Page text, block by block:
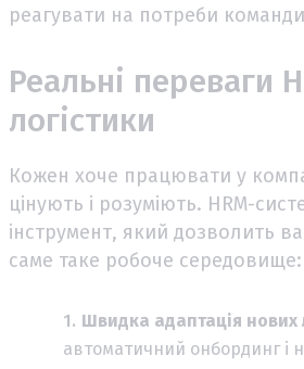
реагувати на потреби
Реальні переваги
логістики
Кожен хоче працювати у
цінують і розуміють. HRM-
інструмент, який дозволить
саме таке робоче середовище:
Швидка адаптація
автоматичний онбординг і